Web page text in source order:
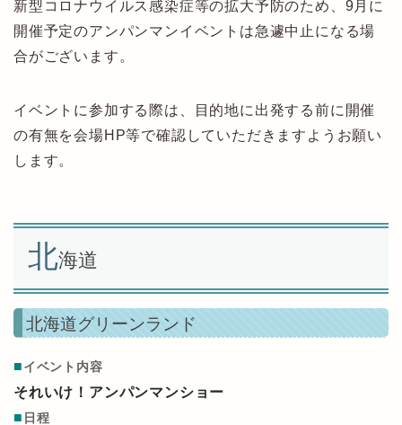
新型コロナウイルス感染症等の拡大予防のため、9月に
開催予定のアンパンマンイベントは急遽中止になる場
合がございます。
イベントに参加する際は、目的地に出発する前に開催
の有無を会場HP等で確認していただきますようお願い
します。
北海道
北海道グリーンランド
■イベント内容
それいけ！アンパンマンショー
■ 日程